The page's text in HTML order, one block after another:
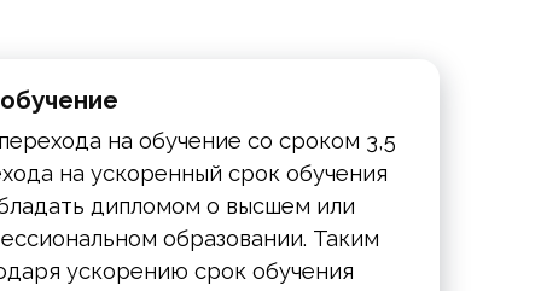
на обучение со сроком 3,5
на ускоренный срок обучения
дипломом о высшем или
образовании. Таким
ускорению срок обучения